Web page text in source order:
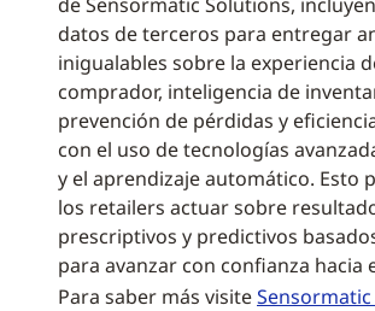
datos de terceros para entregar
inigualables sobre la experiencia
comprador, inteligencia de
prevención de pérdidas y
con el uso de tecnologías
y el aprendizaje automático. Esto
los retailers actuar sobre
prescriptivos y predictivos
para avanzar con confianza hacia
Para saber más visite